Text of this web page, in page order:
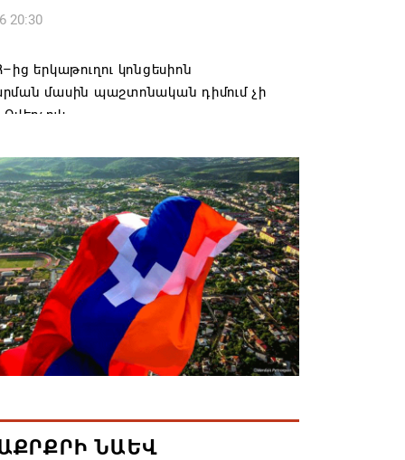
20:30
երկաթուղու կոնցեսիոն
մասին պաշտոնական դիմում չի
Առաքելական Եկեղեցու
կկանգնի դատարանի առջև՝
հետ խորացող
պատճառով․ Reuters-ի
18:41
Ադրբեջանի տարածքով
17:52
ՆԱԵՎ